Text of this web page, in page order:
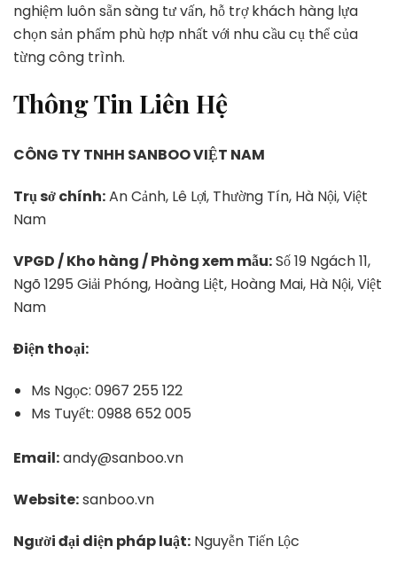
nghiệm luôn sẵn sàng tư vấn, hỗ trợ khách hàng lựa
chọn sản phẩm phù hợp nhất với nhu cầu cụ thể của
từng công trình.
Thông Tin Liên Hệ
CÔNG TY TNHH SANBOO VIỆT NAM
Trụ sở chính:An Cảnh, Lê Lợi, Thường Tín, Hà Nội, Việt
Nam
VPGD / Kho hàng / Phòng xem mẫu:Số 19 Ngách 11,
Ngõ 1295 Giải Phóng, Hoàng Liệt, Hoàng Mai, Hà Nội, Việt
Nam
Điện thoại:
Ms Ngọc: 0967 255 122
Ms Tuyết: 0988 652 005
Email:andy@sanboo.vn
Website:sanboo.vn
Người đại diện pháp luật: Nguyễn Tiến Lộc